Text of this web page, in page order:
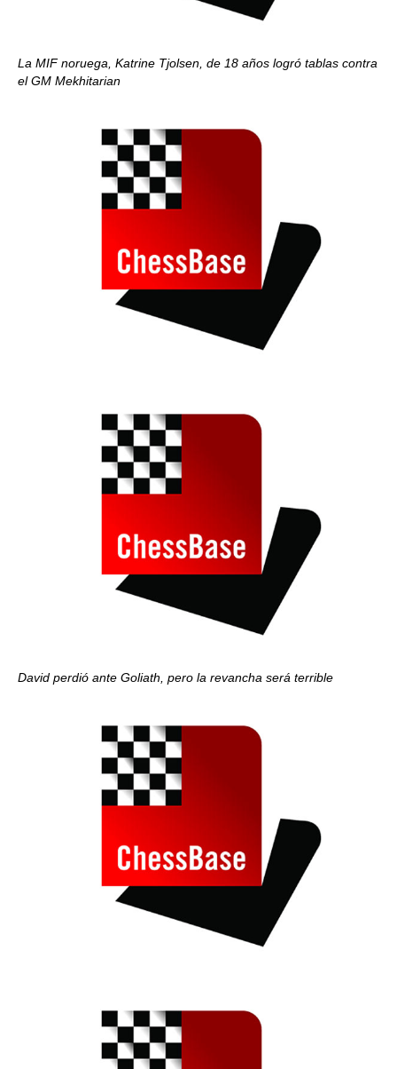
La MIF noruega, Katrine Tjolsen, de 18 años logró tablas contra
el GM Mekhitarian
David perdió ante Goliath, pero la revancha será terrible